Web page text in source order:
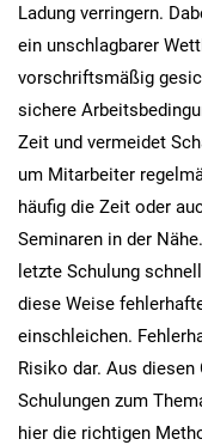
Ladung verringern.
ein unschlagbarer
vorschriftsmäßig
sichere
Zeit und vermeidet
um Mitarbeiter
häufig die Zeit oder
Seminaren in der
letzte Schulung
diese Weise
einschleichen.
Risiko dar. Aus
Schulungen zum
hier die richtigen